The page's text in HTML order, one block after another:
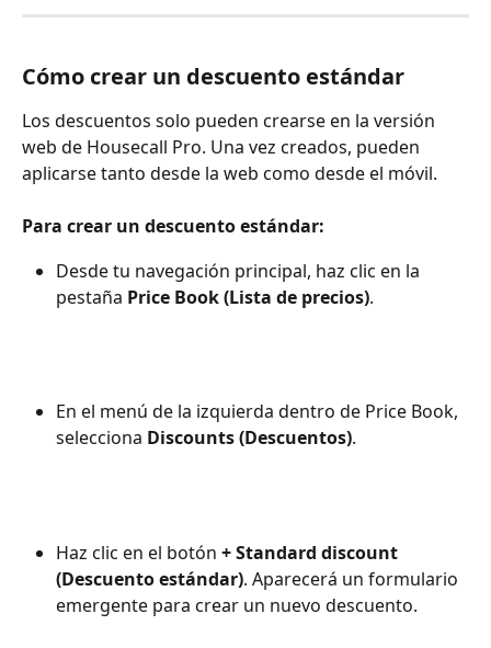
Cómo crear un descuento estándar
Los descuentos solo pueden crearse en la versión
web de Housecall Pro. Una vez creados, pueden
aplicarse tanto desde la web como desde el móvil.
Para crear un descuento estándar:
Desde tu navegación principal, haz clic en la
pestaña Price Book (Lista de precios).
En el menú de la izquierda dentro de Price Book,
selecciona Discounts (Descuentos).
Haz clic en el botón + Standard discount
(Descuento estándar). Aparecerá un formulario
emergente para crear un nuevo descuento.